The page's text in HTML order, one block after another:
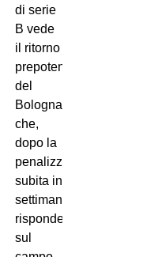
di serie
B vede
il ritorno
prepotente
del
Bologna
che,
dopo la
penalizzazione
subita in
settimana,
risponde
sul